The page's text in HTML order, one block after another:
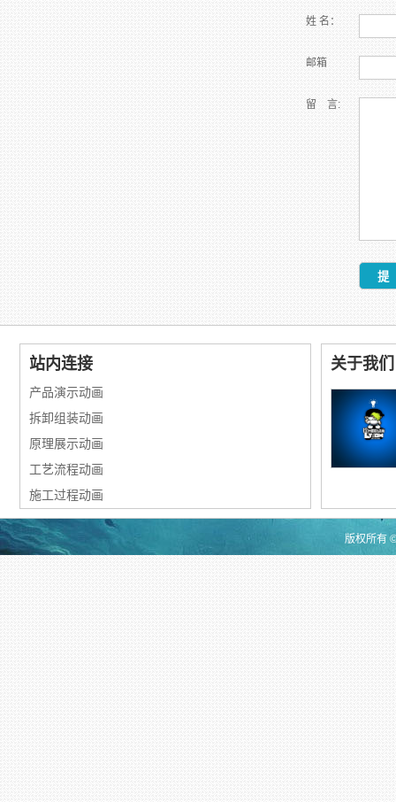
姓 名：
邮箱
留 言:
站内连接
产品演示动画
拆卸组装动画
原理展示动画
工艺流程动画
施工过程动画
关于我们
版权所有